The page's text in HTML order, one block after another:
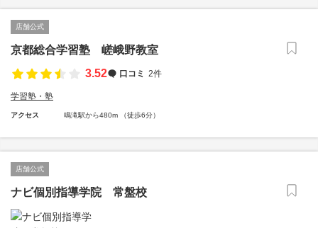
店舗公式
京都総合学習塾 嵯峨野教室
3.52
口コミ 2件
学習塾・塾
アクセス 鳴滝駅から480m （徒歩6分）
店舗公式
ナビ個別指導学院 常盤校